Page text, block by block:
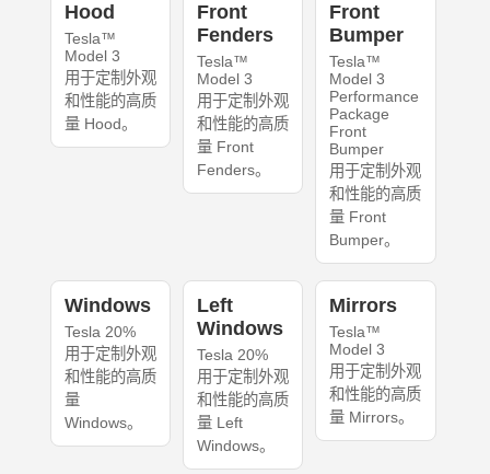
Hood
Tesla™
Model 3
用于定制外观
和性能的高质
量 Hood。
Front
Fenders
Tesla™
Model 3
用于定制外观
和性能的高质
量 Front
Fenders。
Front
Bumper
Tesla™
Model 3
Performance
Package
Front
Bumper
用于定制外观
和性能的高质
量 Front
Bumper。
Windows
Tesla 20%
用于定制外观
和性能的高质
量
Windows。
Left
Windows
Tesla 20%
用于定制外观
和性能的高质
量 Left
Windows。
Mirrors
Tesla™
Model 3
用于定制外观
和性能的高质
量 Mirrors。